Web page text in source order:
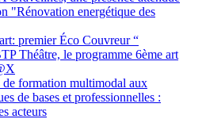
"Rénovation energétique des
premier Éco Couvreur “
Théâtre, le programme 6ème art
de formation multimodal aux
de bases et professionnelles :
acteurs